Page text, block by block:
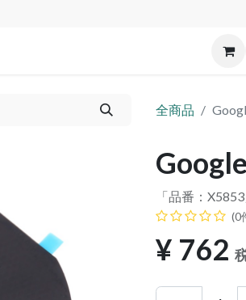
不良交換規定
全商品
「品番： X5853
(0
¥ 762